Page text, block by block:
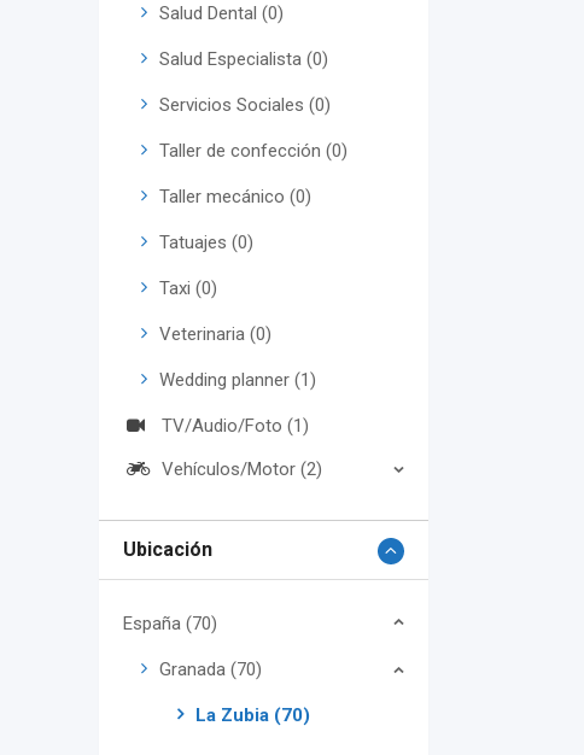
Salud Dental (0)
Salud Especialista (0)
Servicios Sociales (0)
Taller de confección (0)
Taller mecánico (0)
Tatuajes (0)
Taxi (0)
Veterinaria (0)
Wedding planner (1)
TV/Audio/Foto (1)
Vehículos/Motor (2)
Ubicación
España (70)
Granada (70)
La Zubia (70)